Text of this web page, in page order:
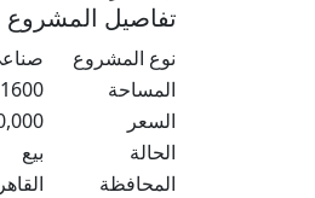
تفاصيل المشروع
نوع المشروع
المساحة
1600
السعر
الحالة
بيع
المحافظة